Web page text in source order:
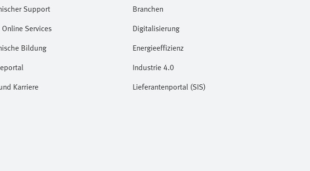
Support
Online Services
Bildung
Karriere
Branchen
Digitalisierung
Energieeffizienz
Industrie 4.0
Lieferantenportal (SIS)